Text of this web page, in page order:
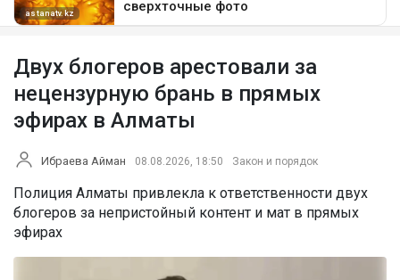
Двух блогеров арестовали за
нецензурную брань в прямых
эфирах в Алматы
Ибраева Айман 08.08.2026, 18:50 Закон и порядок
Полиция Алматы привлекла к ответственности двух
блогеров за непристойный контент и мат в прямых
эфирах